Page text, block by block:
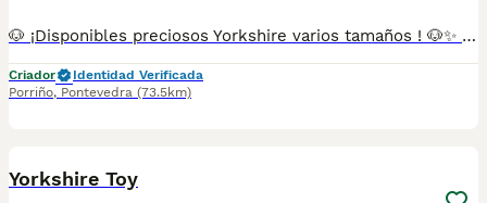
🐶 ¡Disponibles preciosos Yorkshire varios tamaños ! 🐶✨ Se entregan con todo al día (vacunas y desparasitaciones chip y pasaporte) criados en ambiente familiar, con mucho cariño. Disponibles machos y hembras. 📍 Somos de Galicia, pero realizamos entregas en cualquier provincia. 💕 Háblame al 687 482 079 y te enseño lo que tenemos disponible. El precio puede variar según la camada y el sexo.
Criador
Identidad Verificada
Porriño, Pontevedra (73.5km)
Yorkshire Toy